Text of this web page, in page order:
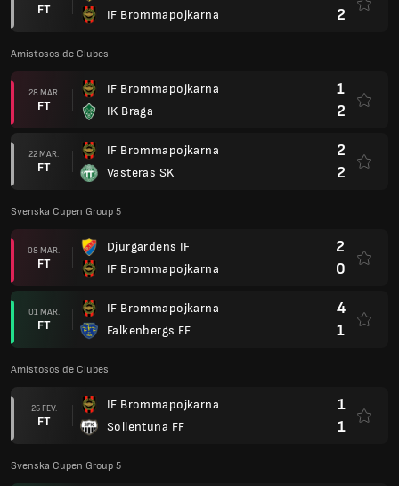
FT
IF Brommapojkarna
2
Amistosos de Clubes
28 MAR.
FT
IF Brommapojkarna
IK Braga
1
2
22 MAR.
FT
IF Brommapojkarna
Vasteras SK
2
2
Svenska Cupen Group 5
08 MAR.
FT
Djurgardens IF
IF Brommapojkarna
2
0
01 MAR.
FT
IF Brommapojkarna
Falkenbergs FF
4
1
Amistosos de Clubes
25 FEV.
FT
IF Brommapojkarna
Sollentuna FF
1
1
Svenska Cupen Group 5